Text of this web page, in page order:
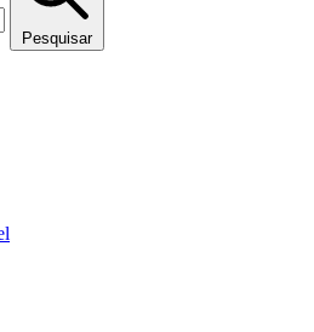
Pesquisar